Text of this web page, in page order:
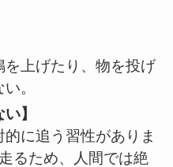
上げたり、物を投げ
。
】
に追う習性がありま
るため、人間では絶